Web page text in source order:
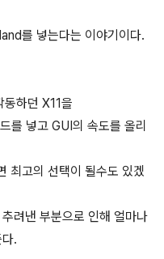
를 넣는다는 이야기이다.
하던 X11을
를 넣고 GUI의 속도를 올리
최고의 선택이 될수도 있겠
려낸 부분으로 인해 얼마나
.